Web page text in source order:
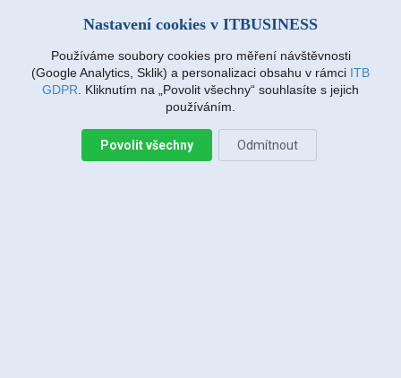
Martin Vanda, Bakov nad Jizerou
2026-08-04 20:33:07
Jiří Sadílek, Liberec 2026-08-03 20:08:43
Nastavení cookies v ITBUSINESS
Používáme soubory cookies pro měření návštěvnosti
(Google Analytics, Sklik) a personalizaci obsahu v rámci ITB
GDPR . Kliknutím na „Povolit všechny“ souhlasíte s jejich
používáním.
Povolit všechny Odmítnout